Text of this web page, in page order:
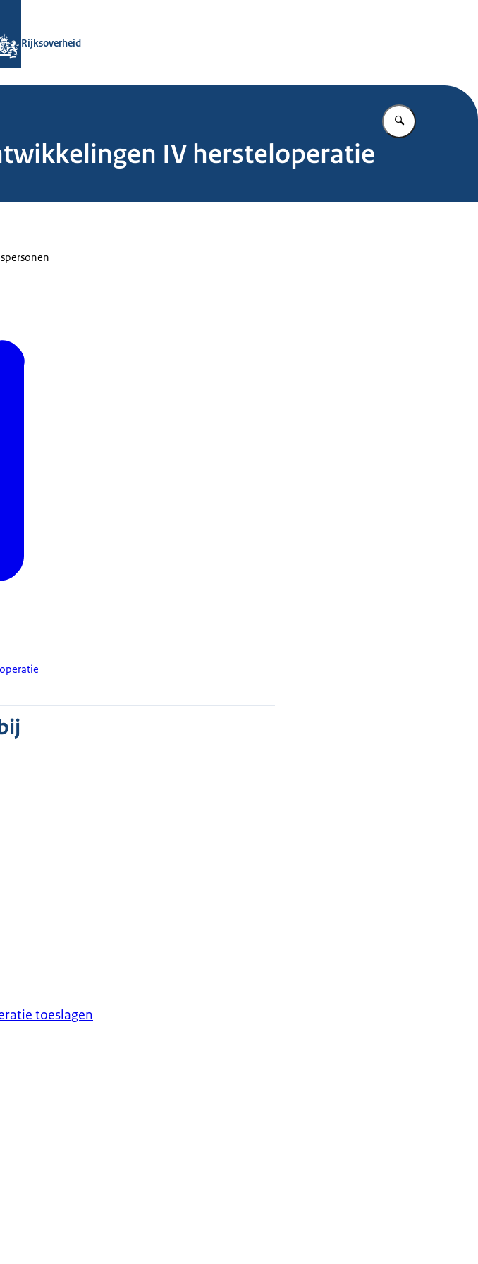
Rijksoverheid
Vul in wat u
IV hersteloperatie
toeslagen